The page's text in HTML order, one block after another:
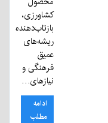
کشاورزی،
بازتاب‌دهنده
ریشه‌های
عمیق
فرهنگی و
نیازهای…
ادامه
مطلب